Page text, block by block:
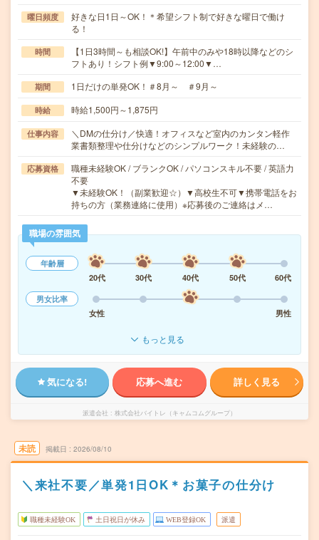
曜日頻度
好きな日1日～OK！＊希望シフト制で好きな曜日で働け
る！
時間
【1日3時間～も相談OK!】午前中のみや18時以降などのシ
フトあり！シフト例▼9:00～12:00▼…
期間 1日だけの単発OK！＃8月～ ＃9月～
時給 時給1,500円～1,875円
仕事内容
＼DMの仕分け／快適！オフィスなど室内のカンタン軽作
業書類整理や仕分けなどのシンプルワーク！未経験の…
応募資格
職種未経験OK / ブランクOK / パソコンスキル不要 / 英語力
不要
▼未経験OK！（副業歓迎☆）▼高校生不可▼携帯電話をお
持ちの方（業務連絡に使用）※応募後のご連絡はメ…
職場の雰囲気
年齢層
20代
30代 40代 50代
60代
男女比率
女性
男性
もっと見る
気になる! 応募へ進む 詳しく見る
派遣会社 株式会社バイトレ（キャムコムグループ）
未読 掲載日 2026/08/10
＼来社不要／単発1日OK＊お菓子の仕分け
職種未経験OK 土日祝日が休み WEB登録OK 派遣